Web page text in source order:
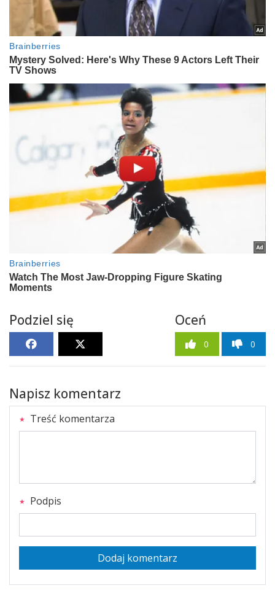
Podziel się Oceń
0 0
Napisz komentarz
Treść komentarza
Podpis
Dodaj komentarz